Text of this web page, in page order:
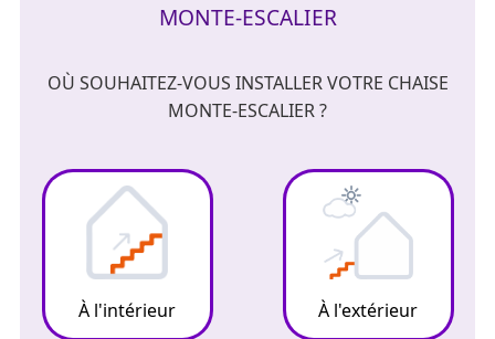
MONTE-ESCALIER
OÙ SOUHAITEZ-VOUS INSTALLER VOTRE CHAISE
MONTE-ESCALIER ?
À l'intérieur À l'extérieur